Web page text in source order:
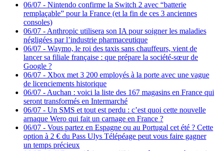
06/07 - Nintendo confirme la Switch 2 avec “batterie
remplaçable” pour la France (et la fin de ces 3 anciennes
consoles)
06/07 - Anthropic utilisera son IA pour soigner les maladies
négligées par l’industrie pharmaceutique
06/07 - Waymo, le roi des taxis sans chauffeurs, vient de
lancer sa filiale française : que prépare la société-sœur de
Google ?
06/07 - Xbox met 3 200 employés à la porte avec une vague
de licenciements historique
06/07 - Auchan : voici la liste des 167 magasins en France qui
seront transformés en Intermarché
06/07 - Un SMS et tout est perdu : c’est quoi cette nouvelle
arnaque Wero qui fait un carnage en France ?
06/07 - Vous partez en Espagne ou au Portugal cet été ? Cette
option à 2 € du Pass Ulys Télépéage peut vous faire gagner
un temps précieux